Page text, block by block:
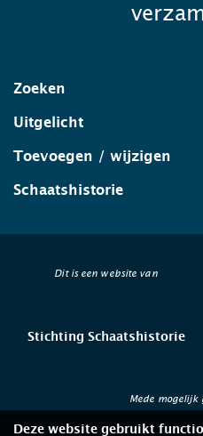
Zoeken
Uitgelicht
Toevoegen / wijzigen
Schaatshistorie
Dit is een website van
Stichting Schaatshistorie
Mede mogelijk
Deze website gebruikt